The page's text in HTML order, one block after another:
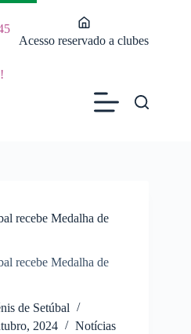
Acesso reservado a clubes
recebe Medalha de
recebe Medalha de
de Setúbal
2024 Notícias